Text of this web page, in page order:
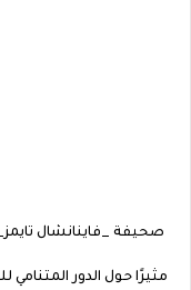
صحيفة _فاينانشال
مثيرًا حول الدور